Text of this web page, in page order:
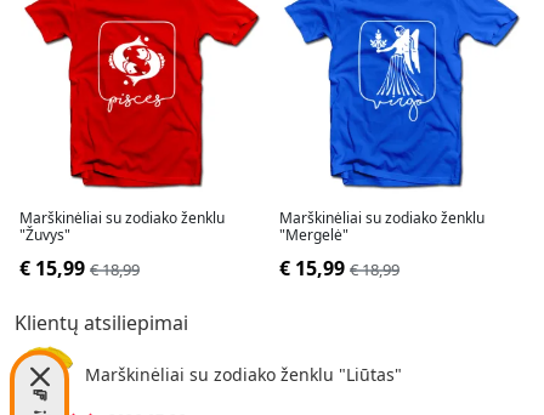
Klientų atsiliepimai
Marškinėliai su zodiako ženklu "Liūtas"
Marškinėliai su zodiako ženklu
"Žuvys"
€ 15,99 € 18,99
Marškinėliai su zodiako ženklu
"Mergelė"
€ 15,99 € 18,99